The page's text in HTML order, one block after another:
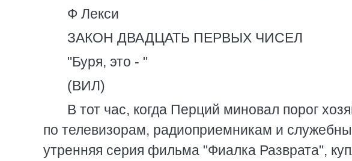
Ф Лекси
ЗАКОН ДВАДЦАТЬ ПЕРВЫХ ЧИСЕЛ
"Буря, это - "
(ВИЛ)
В тот час, когда Перций миновал порог
по телевизорам, радиоприемникам и
утренняя серия фильма "Фиалка Разврата",